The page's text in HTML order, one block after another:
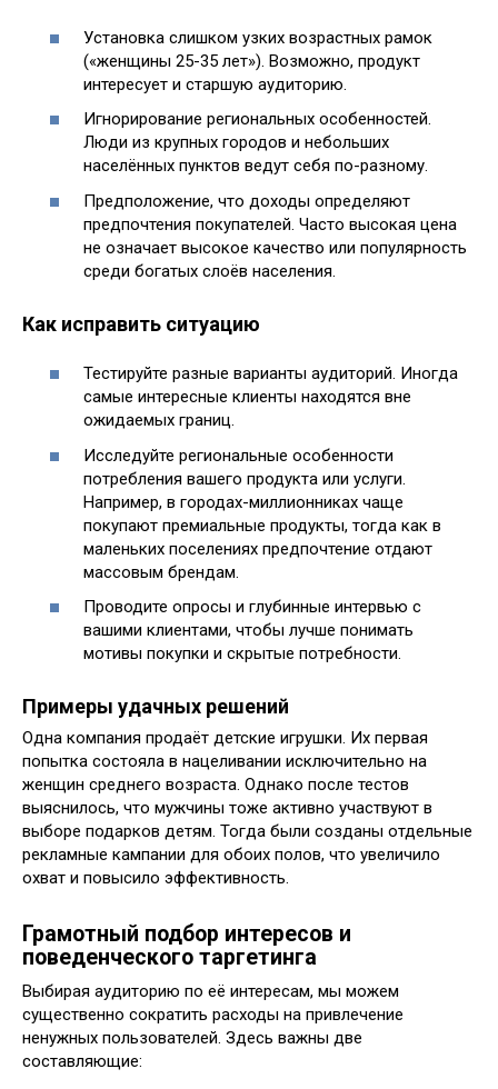
Установка слишком узких возрастных рамок
(«женщины 25-35 лет»). Возможно, продукт
интересует и старшую аудиторию.
Игнорирование региональных особенностей.
Люди из крупных городов и небольших
населённых пунктов ведут себя по-разному.
Предположение, что доходы определяют
предпочтения покупателей. Часто высокая цена
не означает высокое качество или популярность
среди богатых слоёв населения.
Как исправить ситуацию
Тестируйте разные варианты аудиторий. Иногда
самые интересные клиенты находятся вне
ожидаемых границ.
Исследуйте региональные особенности
потребления вашего продукта или услуги.
Например, в городах-миллионниках чаще
покупают премиальные продукты, тогда как в
маленьких поселениях предпочтение отдают
массовым брендам.
Проводите опросы и глубинные интервью с
вашими клиентами, чтобы лучше понимать
мотивы покупки и скрытые потребности.
Примеры удачных решений
Одна компания продаёт детские игрушки. Их первая
попытка состояла в нацеливании исключительно на
женщин среднего возраста. Однако после тестов
выяснилось, что мужчины тоже активно участвуют в
выборе подарков детям. Тогда были созданы отдельные
рекламные кампании для обоих полов, что увеличило
охват и повысило эффективность.
Грамотный подбор интересов и
поведенческого таргетинга
Выбирая аудиторию по её интересам, мы можем
существенно сократить расходы на привлечение
ненужных пользователей. Здесь важны две
составляющие: